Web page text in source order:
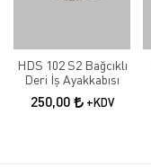
HDS 102 S2 Bağcıklı
Deri İş Ayakkabısı
250,00 +KDV